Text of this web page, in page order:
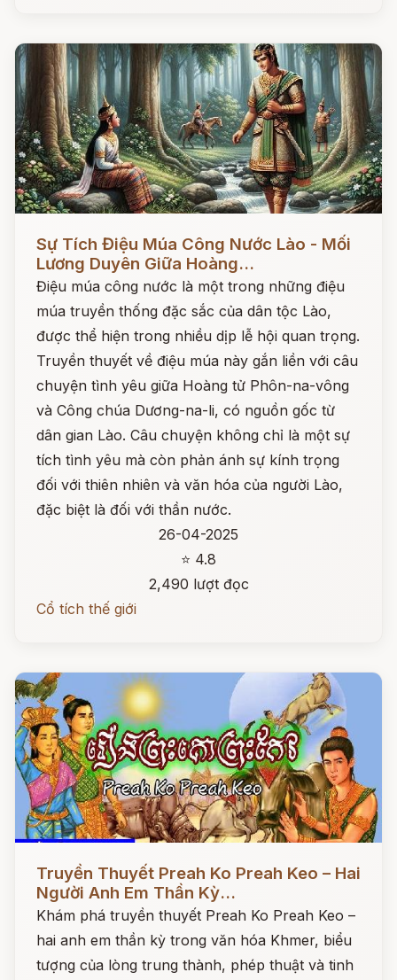
Sự Tích Điệu Múa Công Nước Lào - Mối
Lương Duyên Giữa Hoàng...
Điệu múa công nước là một trong những điệu
múa truyền thống đặc sắc của dân tộc Lào,
được thể hiện trong nhiều dịp lễ hội quan trọng.
Truyền thuyết về điệu múa này gắn liền với câu
chuyện tình yêu giữa Hoàng tử Phôn-na-vông
và Công chúa Dương-na-li, có nguồn gốc từ
dân gian Lào. Câu chuyện không chỉ là một sự
tích tình yêu mà còn phản ánh sự kính trọng
đối với thiên nhiên và văn hóa của người Lào,
đặc biệt là đối với thần nước.
26-04-2025
⭐ 4.8
2,490 lượt đọc
Cổ tích thế giới
Đọc ngay
Truyền Thuyết Preah Ko Preah Keo – Hai
Người Anh Em Thần Kỳ...
Khám phá truyền thuyết Preah Ko Preah Keo –
hai anh em thần kỳ trong văn hóa Khmer, biểu
tượng của lòng trung thành, phép thuật và tinh